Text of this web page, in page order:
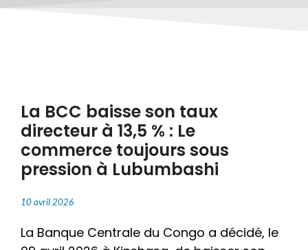
La BCC baisse son taux
directeur à 13,5 % : Le
commerce toujours sous
pression à Lubumbashi
10 avril 2026
La Banque Centrale du Congo a décidé, le